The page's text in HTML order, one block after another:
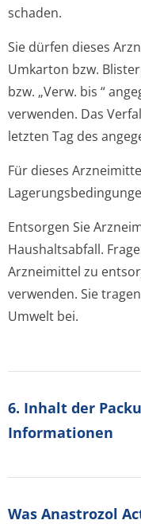
schaden.
Sie dürfen dieses
Umkarton bzw.
bzw. „Verw. bis “
verwenden. Das
letzten Tag des
Für dieses
Entsorgen Sie
Haushaltsabfall.
Arzneimittel zu
verwenden. Sie
Umwelt bei.
6. Inhalt der
Informationen
Was Anastrozol